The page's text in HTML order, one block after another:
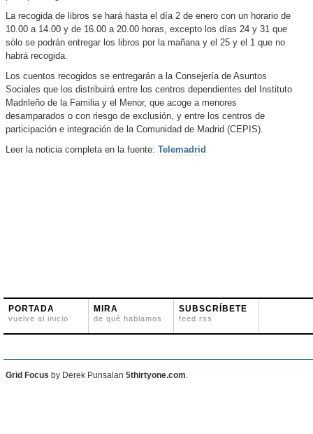
La recogida de libros se hará hasta el día 2 de enero con un horario de
10.00 a 14.00 y de 16.00 a 20.00 horas, excepto los días 24 y 31 que
sólo se podrán entregar los libros por la mañana y el 25 y el 1 que no
habrá recogida.
Los cuentos recogidos se entregarán a la Consejería de Asuntos
Sociales que los distribuirá entre los centros dependientes del Instituto
Madrileño de la Familia y el Menor, que acoge a menores
desamparados o con riesgo de exclusión, y entre los centros de
participación e integración de la Comunidad de Madrid (CEPIS).
Leer la noticia completa en la fuente: Telemadrid
PORTADA
vuelve al inicio
MIRA
de qué hablamos
SUBSCRÍBETE
feed rss
Grid Focus by Derek Punsalan 5thirtyone.com.